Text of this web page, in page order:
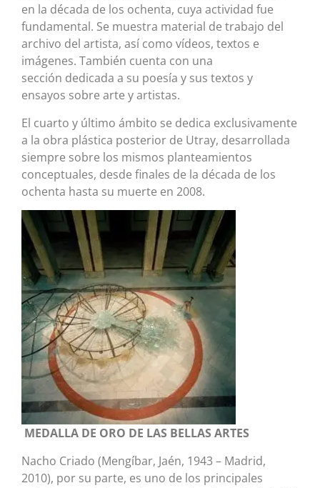
en la década de los ochenta, cuya actividad fue
fundamental. Se muestra material de trabajo del
archivo del artista, así como vídeos, textos e
imágenes. También cuenta con una
sección dedicada a su poesía y sus textos y
ensayos sobre arte y artistas.
El cuarto y último ámbito se dedica exclusivamente
a la obra plástica posterior de Utray, desarrollada
siempre sobre los mismos planteamientos
conceptuales, desde finales de la década de los
ochenta hasta su muerte en 2008.
MEDALLA DE ORO DE LAS BELLAS ARTES
Nacho Criado (Mengíbar, Jaén, 1943 – Madrid,
2010), por su parte, es uno de los principales